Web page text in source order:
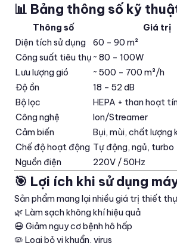
📊 Bảng thông số kỹ
Thông số
Giá trị
Diện tích sử dụng
60 – 90 m²
Công suất tiêu thụ ~ 80 – 100W
Lưu lượng gió
~ 500 – 700 m³/h
Độ ồn
18 – 52 dB
Bộ lọc
HEPA + than hoạt
Công nghệ
Ion/Streamer
Cảm biến
Bụi, mùi, chất lượng
Chế độ hoạt động Tự động, ngủ, turbo
Nguồn điện
220V / 50Hz
🎯 Lợi ích khi sử dụng
Sản phẩm mang lại nhiều giá trị thiết
🌿 Làm sạch không khí hiệu quả
😷 Giảm nguy cơ bệnh hô hấp
🦠 Loại bỏ vi khuẩn, virus